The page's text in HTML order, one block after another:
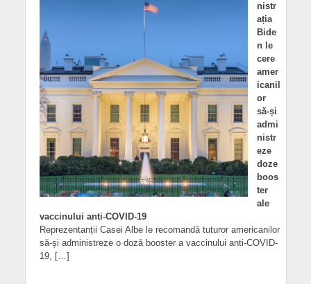
nistr
ația
Bide
n le
cere
amer
icanil
or
să-și
admi
nistr
eze
doze
boos
ter
ale
vaccinului anti-COVID-19
Reprezentanții Casei Albe le recomandă tuturor americanilor
să-și administreze o doză booster a vaccinului anti-COVID-
19, […]